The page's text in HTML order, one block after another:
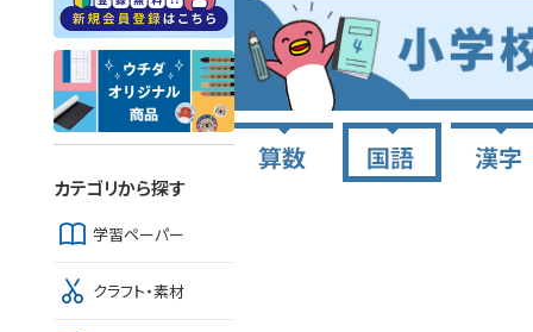
カテゴリから探す
学習ペーパー
クラフト・素材